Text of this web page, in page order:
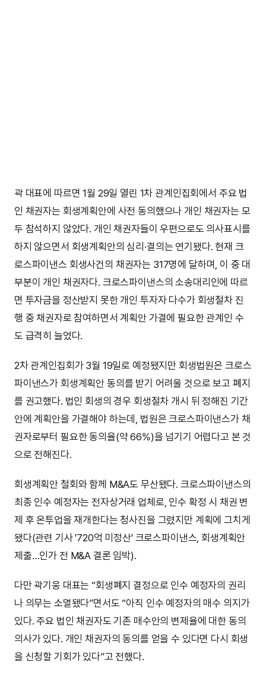
곽 대표에 따르면 1월 29일 열린 1차 관계인집회에서 주요 법
인 채권자는 회생계획안에 사전 동의했으나 개인 채권자는 모
두 참석하지 않았다. 개인 채권자들이 우편으로도 의사표시를
하지 않으면서 회생계획안의 심리·결의는 연기됐다. 현재 크
로스파이낸스 회생사건의 채권자는 317명에 달하며, 이 중 대
부분이 개인 채권자다. 크로스파이낸스의 소송대리인에 따르
면 투자금을 정산받지 못한 개인 투자자 다수가 회생절차 진
행 중 채권자로 참여하면서 계획안 가결에 필요한 관계인 수
도 급격히 늘었다.
2차 관계인집회가 3월 19일로 예정됐지만 회생법원은 크로스
파이낸스가 회생계획안 동의를 받기 어려울 것으로 보고 폐지
를 권고했다. 법인 회생의 경우 회생절차 개시 뒤 정해진 기간
안에 계획안을 가결해야 하는데, 법원은 크로스파이낸스가 채
권자로부터 필요한 동의율(약 66%)을 넘기기 어렵다고 본 것
으로 전해진다.
회생계획안 철회와 함께 M&A도 무산됐다. 크로스파이낸스의
최종 인수 예정자는 전자상거래 업체로, 인수 확정 시 채권 변
제 후 온투업을 재개한다는 청사진을 그렸지만 계획에 그치게
됐다(관련 기사 '720억 미정산' 크로스파이낸스, 회생계획안
제출…인가 전 M&A 결론 임박).
다만 곽기웅 대표는 “회생폐지 결정으로 인수 예정자의 권리
나 의무는 소멸됐다”면서도 “아직 인수 예정자의 매수 의지가
있다. 주요 법인 채권자도 기존 매수안의 변제율에 대한 동의
의사가 있다. 개인 채권자의 동의를 얻을 수 있다면 다시 회생
을 신청할 기회가 있다”고 전했다.